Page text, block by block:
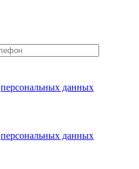
персональных данных
персональных данных